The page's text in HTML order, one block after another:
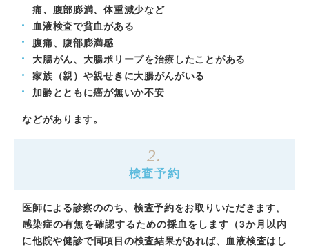
痛、腹部膨満、体重減少など
血液検査で貧血がある
腹痛、腹部膨満感
大腸がん、大腸ポリープを治療したことがある
家族（親）や親せきに大腸がんがいる
加齢とともに癌が無いか不安
などがあります。
2.
検査予約
医師による診察ののち、検査予約をお取りいただきます。
感染症の有無を確認するための採血をします（3か月以内
に他院や健診で同項目の検査結果があれば、血液検査はし